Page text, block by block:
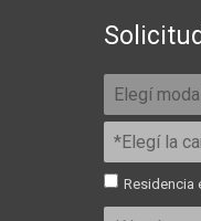
Residencia